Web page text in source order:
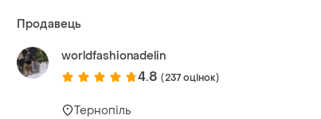
Продавець
worldfashionadelin
4.8 (237 оцінок)
Тернопіль